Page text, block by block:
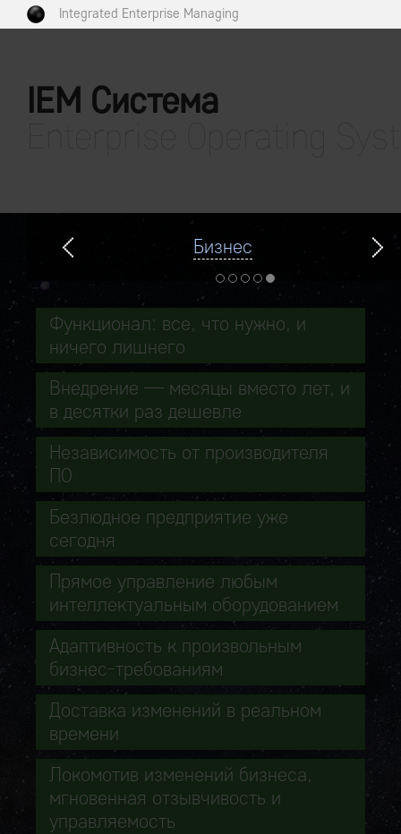
Integrated Enterprise Managing
IEM Система
Бизнес
Функционал: все, что нужно, и
ничего лишнего
Внедрение — месяцы вместо лет, и
в десятки раз дешевле
Независимость от производителя
ПО
Безлюдное предприятие уже
сегодня
Прямое управление любым
интеллектуальным оборудованием
Адаптивность к произвольным
бизнес-требованиям
Доставка изменений в реальном
времени
Локомотив изменений бизнеса,
мгновенная отзывчивость и
управляемость